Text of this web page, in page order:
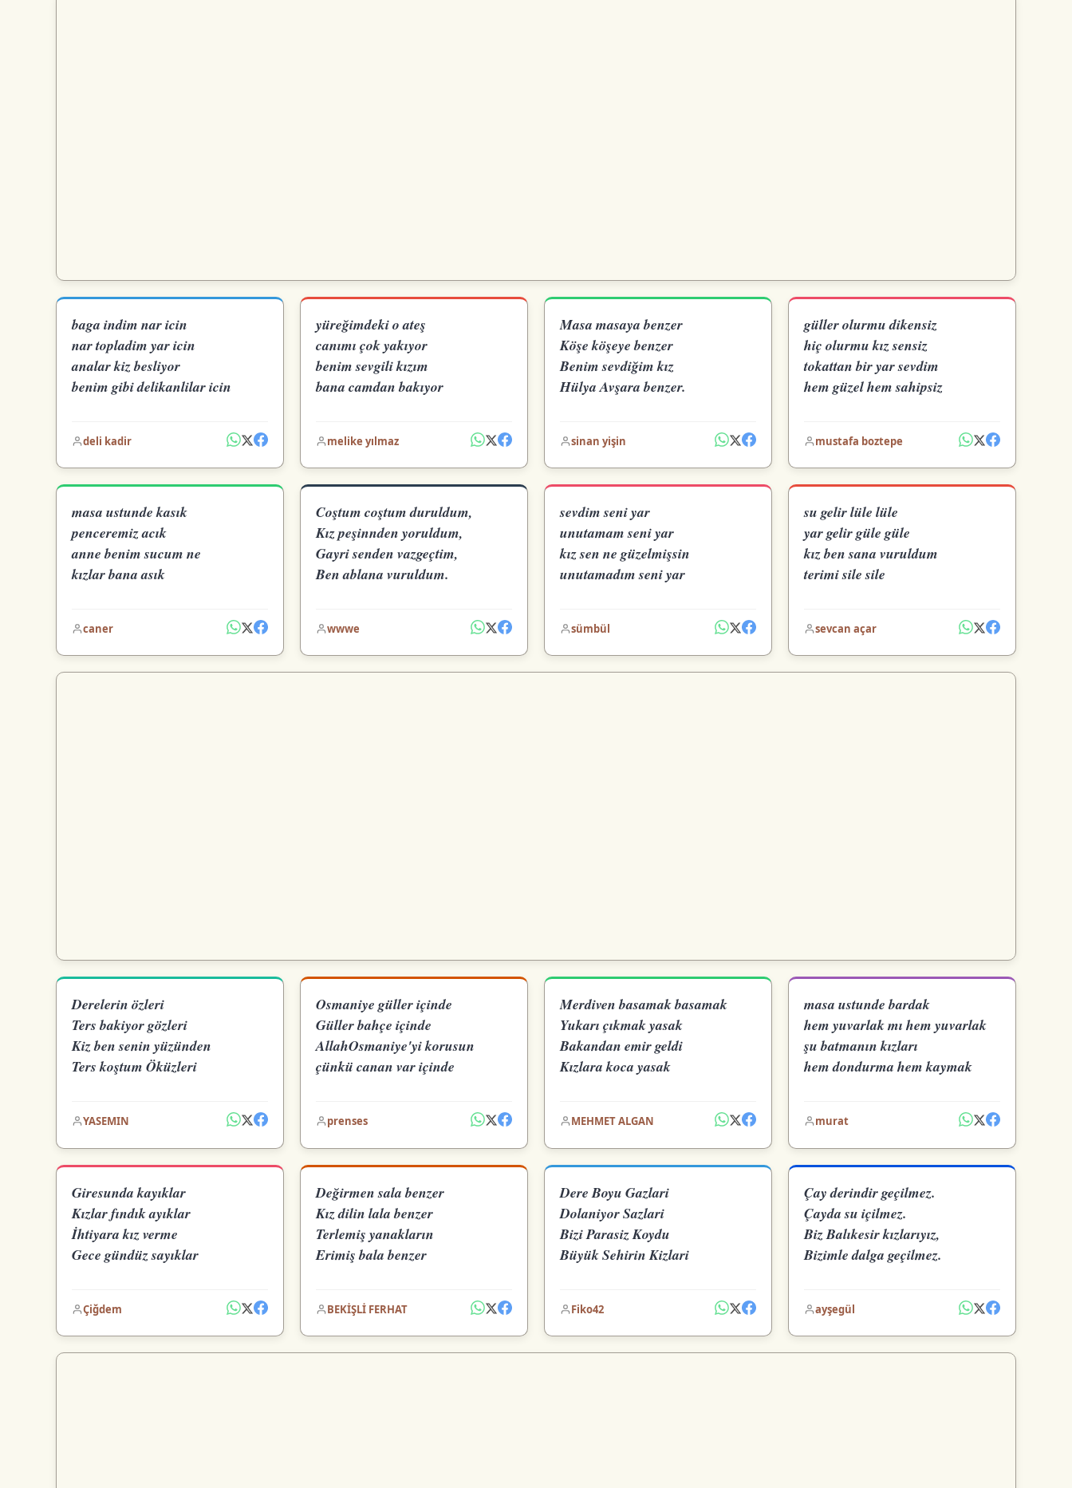
baga indim nar icin
nar topladim yar icin
analar kiz besliyor
benim gibi delikanlilar icin
deli kadir
yüreğimdeki o ateş
canımı çok yakıyor
benim sevgili kızım
bana camdan bakıyor
melike yılmaz
Masa masaya benzer
Köşe köşeye benzer
Benim sevdiğim kız
Hülya Avşara benzer.
sinan yişin
güller olurmu dikensiz
hiç olurmu kız sensiz
tokattan bir yar sevdim
hem güzel hem sahipsiz
mustafa boztepe
masa ustunde kasık
penceremiz acık
anne benim sucum ne
kızlar bana asık
caner
Coştum coştum duruldum,
Kız peşinnden yoruldum,
Gayri senden vazgeçtim,
Ben ablana vuruldum.
wwwe
sevdim seni yar
unutamam seni yar
kız sen ne güzelmişsin
unutamadım seni yar
sümbül
su gelir lüle lüle
yar gelir güle güle
kız ben sana vuruldum
terimi sile sile
sevcan açar
Derelerin özleri
Ters bakiyor gözleri
Kiz ben senin yüzünden
Ters koştum Öküzleri
YASEMIN
Osmaniye güller içinde
Güller bahçe içinde
AllahOsmaniye'yi korusun
çünkü canan var içinde
prenses
Merdiven basamak basamak
Yukarı çıkmak yasak
Bakandan emir geldi
Kızlara koca yasak
MEHMET ALGAN
masa ustunde bardak
hem yuvarlak mı hem yuvarlak
şu batmanın kızları
hem dondurma hem kaymak
murat
Giresunda kayıklar
Kızlar fındık ayıklar
İhtiyara kız verme
Gece gündüz sayıklar
Çiğdem
Değirmen sala benzer
Kız dilin lala benzer
Terlemiş yanakların
Erimiş bala benzer
BEKİŞLİ FERHAT
Dere Boyu Gazlari
Dolaniyor Sazlari
Bizi Parasiz Koydu
Büyük Sehirin Kizlari
Fiko42
Çay derindir geçilmez.
Çayda su içilmez.
Biz Balıkesir kızlarıyız,
Bizimle dalga geçilmez.
ayşegül